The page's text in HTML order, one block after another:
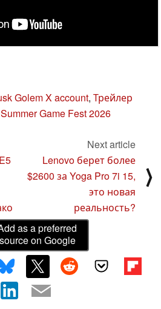
Golem X account, Трейлер
Game Fest 2026
Next article
Lenovo берет более
$2600 за Yoga Pro 7i 15,
это новая
реальность?
⟩
as a preferred
source on Google